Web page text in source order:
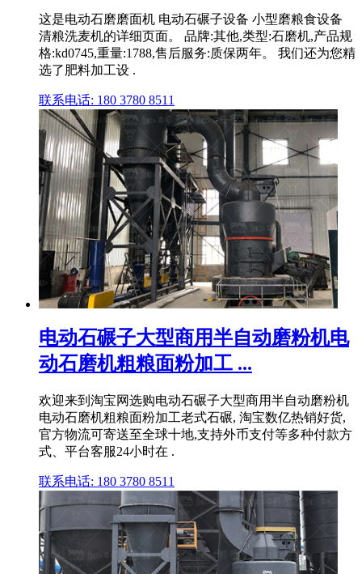
这是电动石磨磨面机 电动石碾子设备 小型磨粮食设备
清粮洗麦机的详细页面。 品牌:其他,类型:石磨机,产品规
格:kd0745,重量:1788,售后服务:质保两年。 我们还为您精
选了肥料加工设 .
联系电话: 180 3780 8511
电动石碾子大型商用半自动磨粉机电
动石磨机粗粮面粉加工 ...
欢迎来到淘宝网选购电动石碾子大型商用半自动磨粉机
电动石磨机粗粮面粉加工老式石碾, 淘宝数亿热销好货,
官方物流可寄送至全球十地,支持外币支付等多种付款方
式、平台客服24小时在 .
联系电话: 180 3780 8511